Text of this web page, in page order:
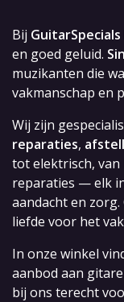
Bij
en goed geluid.
muzikanten die
vakmanschap en
Wij zijn
reparaties,
tot elektrisch,
reparaties — elk
aandacht en
liefde voor het
In onze winkel
aanbod aan
bij ons terecht